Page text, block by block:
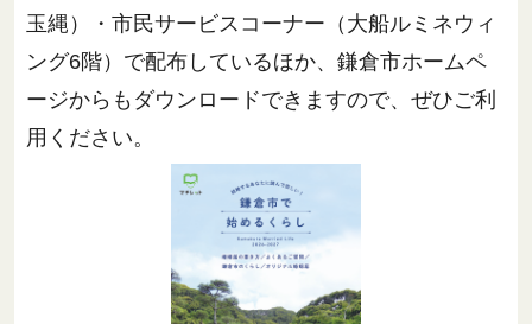
玉縄）・市民サービスコーナー（大船ルミネウィ
ング6階）で配布しているほか、鎌倉市ホームペ
ージからもダウンロードできますので、ぜひご利
用ください。